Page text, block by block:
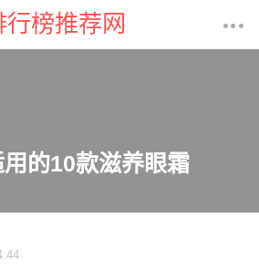
行榜推荐网 
的10款滋养眼霜